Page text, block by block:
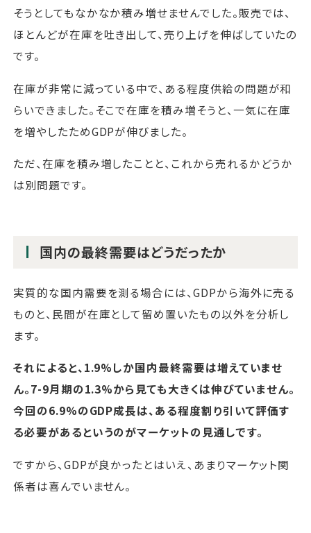
そうとしてもなかなか積み増せませんでした。販売では、
ほとんどが在庫を吐き出して、売り上げを伸ばしていたの
です。
在庫が非常に減っている中で、ある程度供給の問題が和
らいできました。そこで在庫を積み増そうと、一気に在庫
を増やしたためGDPが伸びました。
ただ、在庫を積み増したことと、これから売れるかどうか
は別問題です。
国内の最終需要はどうだったか
実質的な国内需要を測る場合には、GDPから海外に売る
ものと、民間が在庫として留め置いたもの以外を分析し
ます。
それによると、1.9%しか国内最終需要は増えていませ
ん。7-9月期の1.3%から見ても大きくは伸びていません。
今回の6.9%のGDP成長は、ある程度割り引いて評価す
る必要があるというのがマーケットの見通しです。
ですから、GDPが良かったとはいえ、あまりマーケット関
係者は喜んでいません。